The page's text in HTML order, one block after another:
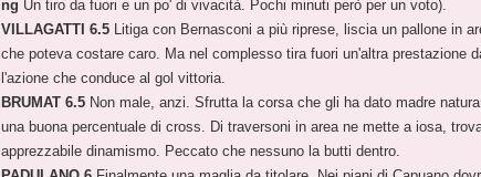
ng Un tiro da fuori e un po' di vivacità. Pochi minuti però per un voto).
VILLAGATTI 6.5 Litiga con Bernasconi a più riprese, liscia un pallone in
che poteva costare caro. Ma nel complesso tira fuori un'altra prestazione
l'azione che conduce al gol vittoria.
BRUMAT 6.5 Non male, anzi. Sfrutta la corsa che gli ha dato madre
una buona percentuale di cross. Di traversoni in area ne mette a iosa,
apprezzabile dinamismo. Peccato che nessuno la butti dentro.